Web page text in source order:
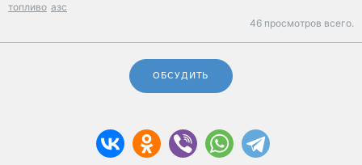
топливо азс
46 просмотров всего.
ОБСУДИТЬ